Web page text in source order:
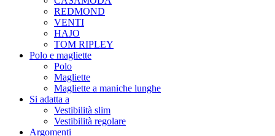
REDMOND
VENTI
HAJO
TOM RIPLEY
Polo e magliette
Polo
Magliette
Magliette a maniche lunghe
Si adatta a
Vestibilità slim
Vestibilità regolare
Argomenti